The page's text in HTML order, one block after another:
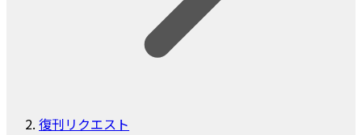
復刊リクエスト